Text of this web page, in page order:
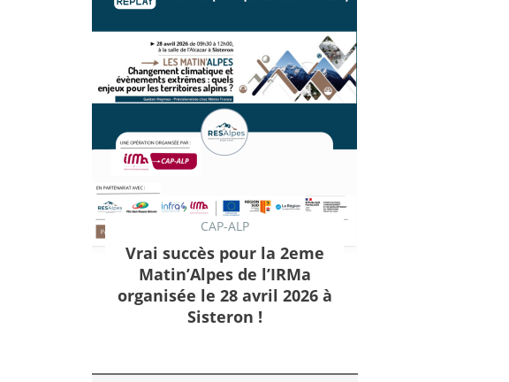
CAP-ALP
Vrai succès pour la 2eme
Matin’Alpes de l’IRMa
organisée le 28 avril 2026 à
Sisteron !